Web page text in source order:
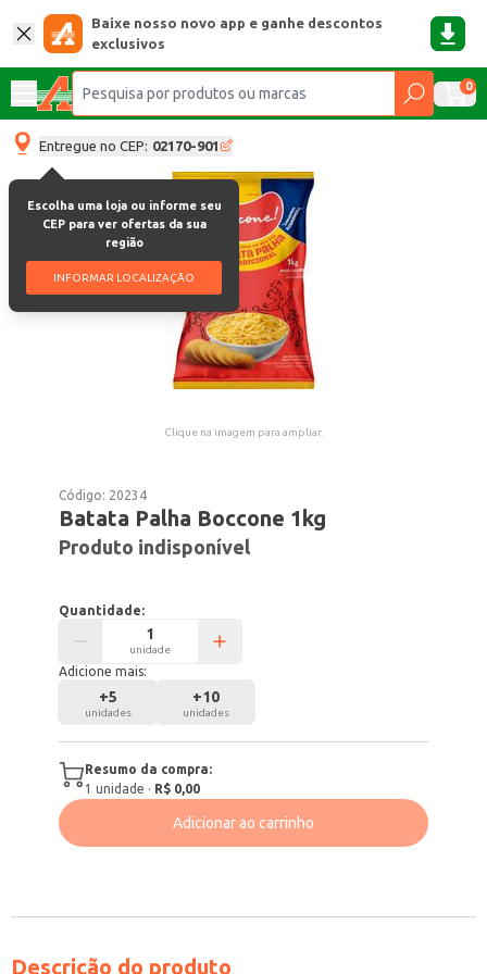
Baixe nosso novo app e ganhe descontos
exclusivos
0
Entregue no CEP: 02170-901
Escolha uma loja ou informe seu
CEP para ver ofertas da sua
região
INFORMAR LOCALIZAÇÃO
Clique na imagem para ampliar.
Código: 20234
Batata Palha Boccone 1kg
Produto indisponível
Quantidade:
unidade
Adicione mais:
+5
unidades
+10
unidades
Resumo da compra:
1 unidade · R$ 0,00
Adicionar ao carrinho
Descrição do produto